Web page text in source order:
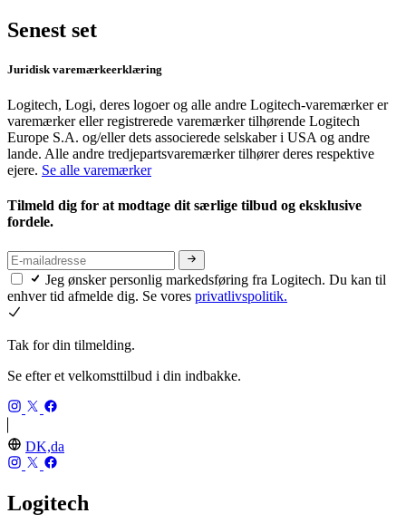
Senest set
Juridisk varemærkeerklæring
Logitech, Logi, deres logoer og alle andre Logitech-varemærker er
varemærker eller registrerede varemærker tilhørende Logitech
Europe S.A. og/eller dets associerede selskaber i USA og andre
lande. Alle andre tredjepartsvaremærker tilhører deres respektive
ejere. Se alle varemærker
Tilmeld dig for at modtage dit særlige tilbud og eksklusive
fordele.
Jeg ønsker personlig markedsføring fra Logitech. Du kan til
enhver tid afmelde dig. Se vores privatlivspolitik.
Tak for din tilmelding.
Se efter et velkomsttilbud i din indbakke.
DK,da
Logitech